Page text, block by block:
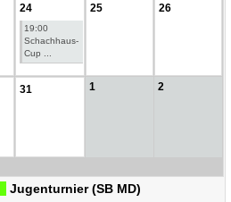
24
19:00
Schachhaus-
Cup ...
25 26
31 1 2
Jugenturnier (SB MD)